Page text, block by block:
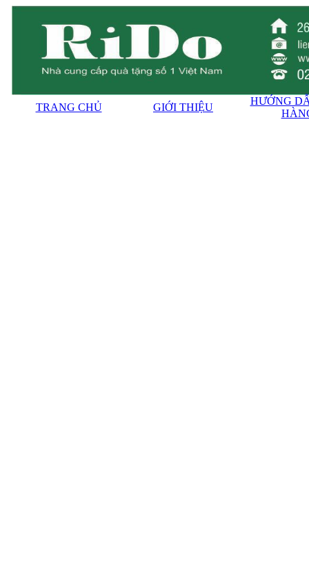
TRANG CHỦ GIỚI THIỆU
HƯỚNG